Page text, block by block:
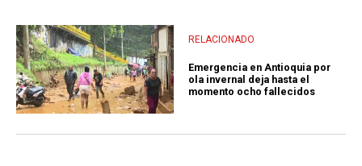
RELACIONADO
Emergencia en Antioquia por
ola invernal deja hasta el
momento ocho fallecidos